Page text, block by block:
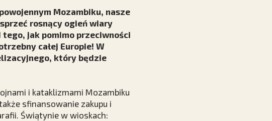
Mozambiku, nasze
rosnący ogień wiary
jak pomimo przeciwności
całej Europie! W
który będzie
i kataklizmami Mozambiku
sfinansowanie zakupu i
Świątynie w wioskach: